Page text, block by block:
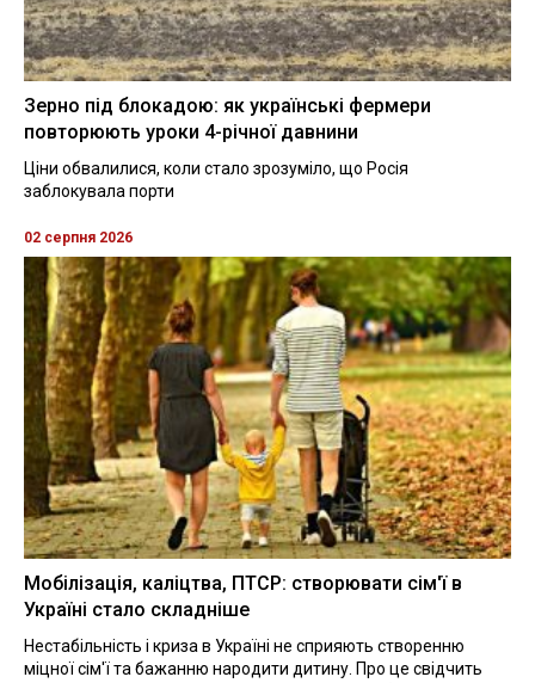
Зерно під блокадою: як українські фермери
повторюють уроки 4-річної давнини
Ціни обвалилися, коли стало зрозуміло, що Росія
заблокувала порти
02 серпня 2026
Мобілізація, каліцтва, ПТСР: створювати сім'ї в
Україні стало складніше
Нестабільність і криза в Україні не сприяють створенню
міцної сім'ї та бажанню народити дитину. Про це свідчить